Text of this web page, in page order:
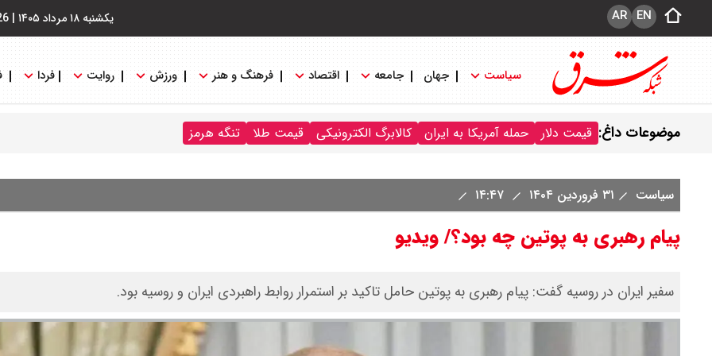
یکشنبه ۱۸ مرداد ۱۴۰۵ | EN
AR
سیاست جهان جامعه اقتصاد فرهنگ و هنر ورزش روایت فردا
موضوعات داغ: قیمت دلار حمله آمریکا به ایران کالابرگ الکترونیکی قیمت طلا تنگه هرمز
سیاست ۳۱ فروردین ۱۴۰۴
پیام رهبری به پوتین چه بود؟/ ویدیو
سفیر ایران در روسیه گفت: پیام رهبری به پوتین حامل تاکید بر استمرار روابط راهبردی ایران و روسیه بود.